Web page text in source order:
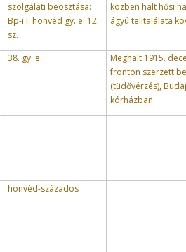
szolgálati beosztása:
Bp-i I. honvéd gy. e. 12.
sz.
közben halt hősi
ágyú telitalálata
38. gy. e.
Meghalt 1915.
fronton szerzett
(tüdővérzés),
kórházban
honvéd-százados